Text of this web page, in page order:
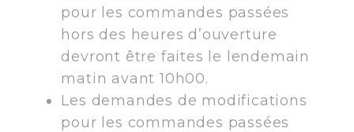
pour les commandes passées
hors des heures d’ouverture
devront être faites le lendemain
matin avant 10h00.
Les demandes de modifications
pour les commandes passées